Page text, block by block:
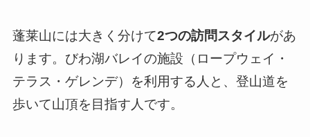
蓬莱山には大きく分けて2つの訪問スタイルがあ
ります。びわ湖バレイの施設（ロープウェイ・
テラス・ゲレンデ）を利用する人と、登山道を
歩いて山頂を目指す人です。